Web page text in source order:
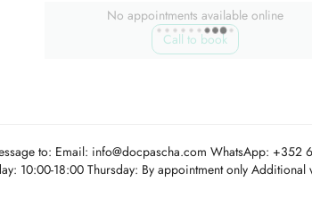
No appointments available online
Call to book
to: Email: info@docpascha.com WhatsApp: +352
10:00-18:00 Thursday: By appointment only Additional